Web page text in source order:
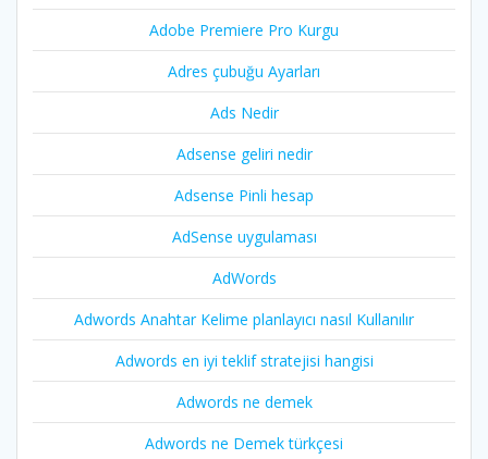
Adobe Premiere Pro Kurgu
Adres çubuğu Ayarları
Ads Nedir
Adsense geliri nedir
Adsense Pinli hesap
AdSense uygulaması
AdWords
Adwords Anahtar Kelime planlayıcı nasıl Kullanılır
Adwords en iyi teklif stratejisi hangisi
Adwords ne demek
Adwords ne Demek türkçesi